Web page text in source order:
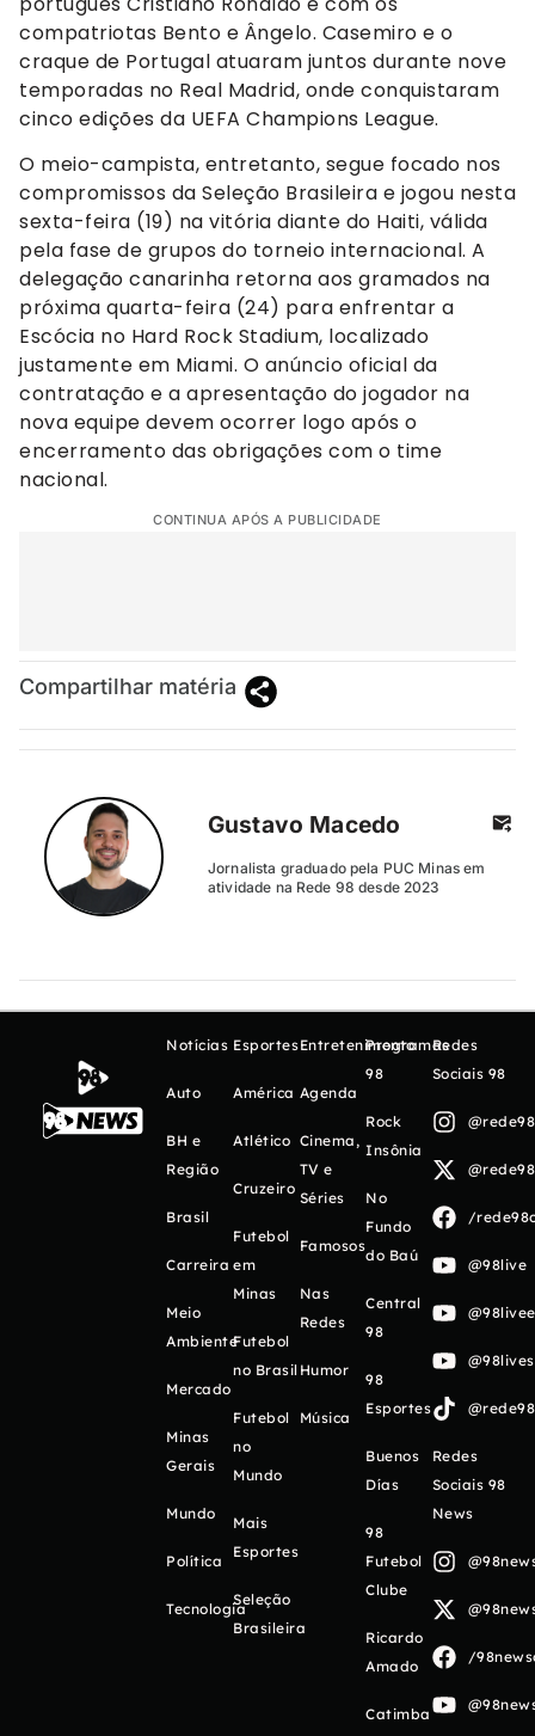
compatriotas Bento e Ângelo. Casemiro e o
craque de Portugal atuaram juntos durante nove
temporadas no Real Madrid, onde conquistaram
cinco edições da UEFA Champions League.
O meio-campista, entretanto, segue focado nos
compromissos da Seleção Brasileira e jogou nesta
sexta-feira (19) na vitória diante do Haiti, válida
pela fase de grupos do torneio internacional. A
delegação canarinha retorna aos gramados na
próxima quarta-feira (24) para enfrentar a
Escócia no Hard Rock Stadium, localizado
justamente em Miami. O anúncio oficial da
contratação e a apresentação do jogador na
nova equipe devem ocorrer logo após o
encerramento das obrigações com o time
nacional.
CONTINUA APÓS A PUBLICIDADE
Compartilhar matéria
Gustavo Macedo
Jornalista graduado pela PUC Minas em
atividade na Rede 98 desde 2023
Notícias
Auto
BH e
Região
Brasil
Carreira
Meio
Ambiente
Mercado
Minas
Gerais
Mundo
Política
Tecnologia
Esportes
América
Atlético
Cruzeiro
Futebol
em
Minas
Futebol
no Brasil
Futebol
no
Mundo
Mais
Esportes
Seleção
Brasileira
Entretenimento
Agenda
Cinema,
TV e
Séries
Famosos
Nas
Redes
Humor
Música
Programas
98
Rock
Insônia
No
Fundo
do Baú
Central
98
98
Esportes
Buenos
Días
98
Futebol
Clube
Ricardo
Amado
Catimba
Redes
Sociais 98
/
@98live
Redes
Sociais 98
News
/